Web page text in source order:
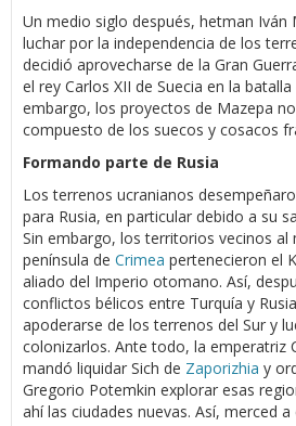
Un medio siglo después, hetman Iván
luchar por la independencia de los
decidió aprovecharse de la Gran
el rey Carlos XII de Suecia en la
embargo, los proyectos de Mazepa
compuesto de los suecos y cosacos
Formando parte de Rusia
Los terrenos ucranianos
para Rusia, en particular debido a su
Sin embargo, los territorios vecinos al
península de Crimea pertenecieron el
aliado del Imperio otomano. Así,
conflictos bélicos entre Turquía y
apoderarse de los terrenos del Sur y
colonizarlos. Ante todo, la emperatriz
mandó liquidar Sich de Zaporizhia y
Gregorio Potemkin explorar esas
ahí las ciudades nuevas. Así, merced